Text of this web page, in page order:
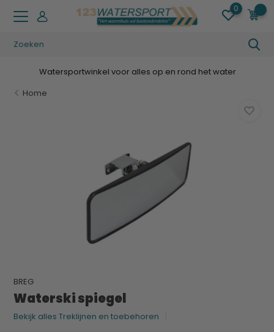
0
Watersportwinkel voor alles op en rond het water
Home
BREG
Waterski spiegel
Bekijk alles Treklijnen en toebehoren